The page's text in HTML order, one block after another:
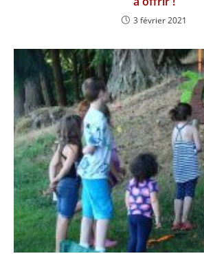
3 février 2021